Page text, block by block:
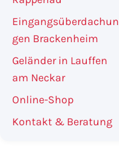
Eingangsüberdachun
gen Brackenheim
Geländer in Lauffen
am Neckar
Online-Shop
Kontakt & Beratung